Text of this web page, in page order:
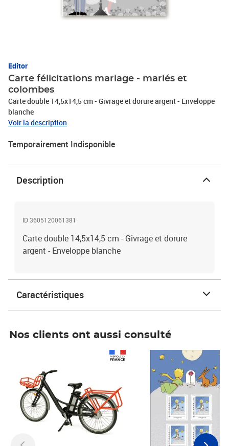
Editor
Carte félicitations mariage - mariés et
colombes
Carte double 14,5x14,5 cm - Givrage et dorure argent - Enveloppe
blanche
Voir la description
Temporairement Indisponible
Description
ID 3605120061381
Carte double 14,5x14,5 cm - Givrage et dorure
argent - Enveloppe blanche
Caractéristiques
Nos clients ont aussi consulté
Prix 7,50€